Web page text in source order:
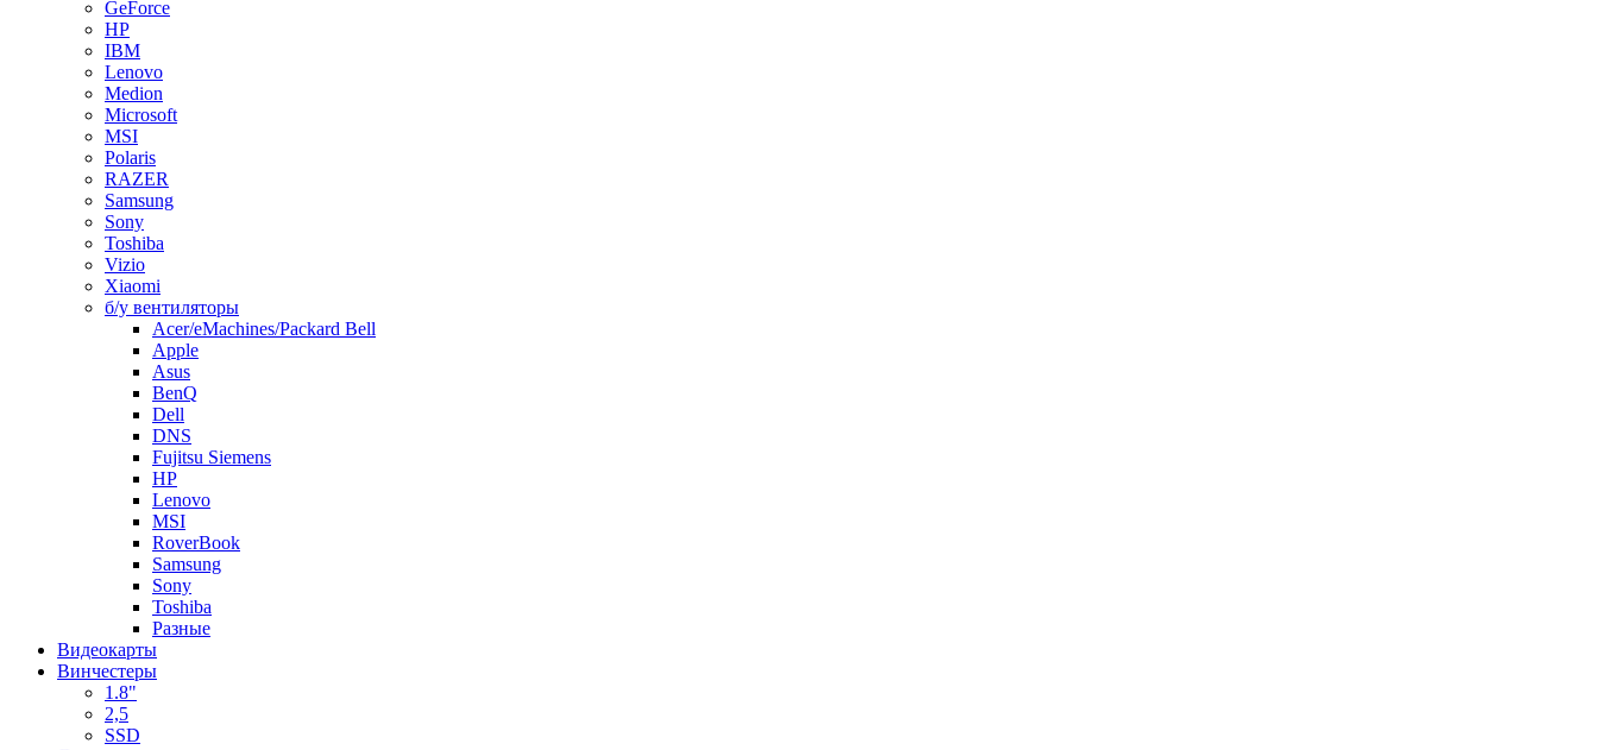
GeForce
HP
IBM
Lenovo
Medion
Microsoft
MSI
Polaris
RAZER
Samsung
Sony
Toshiba
Vizio
Xiaomi
б/у вентиляторы
Acer/eMachines/Packard Bell
Apple
Asus
BenQ
Dell
DNS
Fujitsu Siemens
HP
Lenovo
MSI
RoverBook
Samsung
Sony
Toshiba
Разные
Видеокарты
Винчестеры
1.8"
2,5
SSD